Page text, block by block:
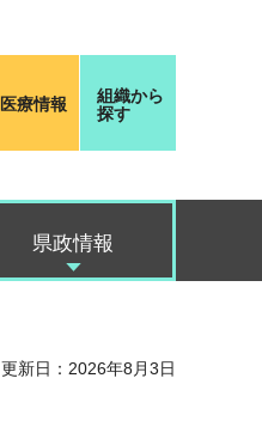
医療情報
組織から
探す
県政情報
更新日：2026年8月3日